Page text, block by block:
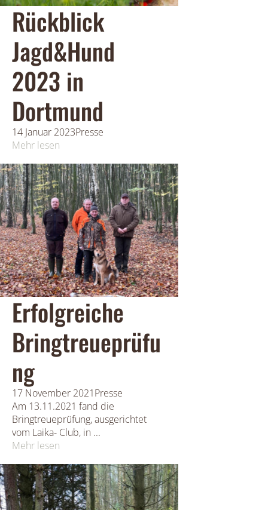
Rückblick
Jagd&Hund
2023 in
Dortmund
14 Januar 2023Presse
Mehr lesen
Erfolgreiche
Bringtreueprüfu
ng
17 November 2021Presse
Am 13.11.2021 fand die
Bringtreueprüfung, ausgerichtet
vom Laika- Club, in ...
Mehr lesen